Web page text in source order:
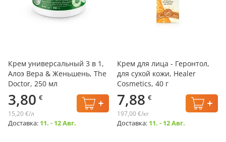
Крем универсальный 3 в 1,
Алоэ Вера & Женьшень, The
Doctor, 250 мл
3,80 €
15,20 €/л
Доставка: 11. - 12 Авг.
Крем для лица - Геронтол,
для сухой кожи, Healer
Cosmetics, 40 г
7,88 €
197,00 €/кг
Доставка: 11. - 12 Авг.